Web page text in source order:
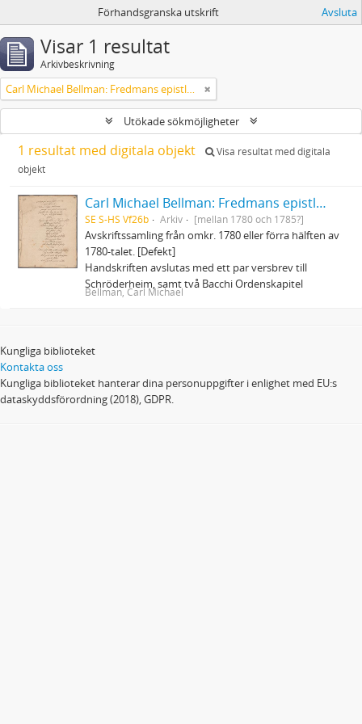
Förhandsgranska utskrift Avsluta
Visar 1 resultat
Arkivbeskrivning
Carl Michael Bellman: Fredmans epistlar och sånger m.fl. Bellman-texter
Utökade sökmöjligheter
1 resultat med digitala objekt
Visa resultat med digitala
objekt
Carl Michael Bellman: Fredmans epistlar och sånger m.fl. Bellman-texter
SE S-HS Vf26b Arkiv [mellan 1780 och 1785?]
Avskriftssamling från omkr. 1780 eller förra hälften av
1780-talet. [Defekt]
Handskriften avslutas med ett par versbrev till
Schröderheim, samt två Bacchi Ordenskapitel
Bellman, Carl Michael
Kungliga biblioteket
Kontakta oss
Kungliga biblioteket hanterar dina personuppgifter i enlighet med EU:s
dataskyddsförordning (2018), GDPR.